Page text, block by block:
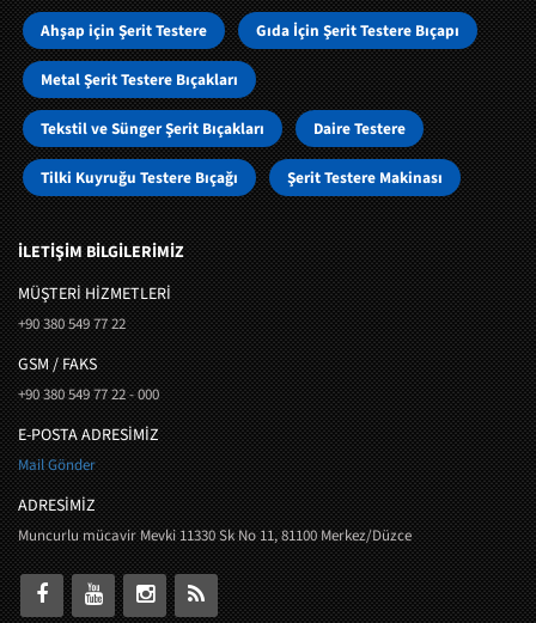
Ahşap için Şerit Testere Gıda İçin Şerit Testere Bıçapı
Metal Şerit Testere Bıçakları
Tekstil ve Sünger Şerit Bıçakları Daire Testere
Tilki Kuyruğu Testere Bıçağı Şerit Testere Makinası
İLETİŞİM BİLGİLERİMİZ
MÜŞTERI HIZMETLERI
+90 380 549 77 22
GSM / FAKS
+90 380 549 77 22 - 000
E-POSTA ADRESİMİZ
Mail Gönder
ADRESİMİZ
Muncurlu mücavir Mevki 11330 Sk No 11, 81100 Merkez/Düzce